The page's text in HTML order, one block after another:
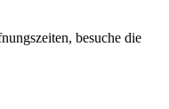
besuche die